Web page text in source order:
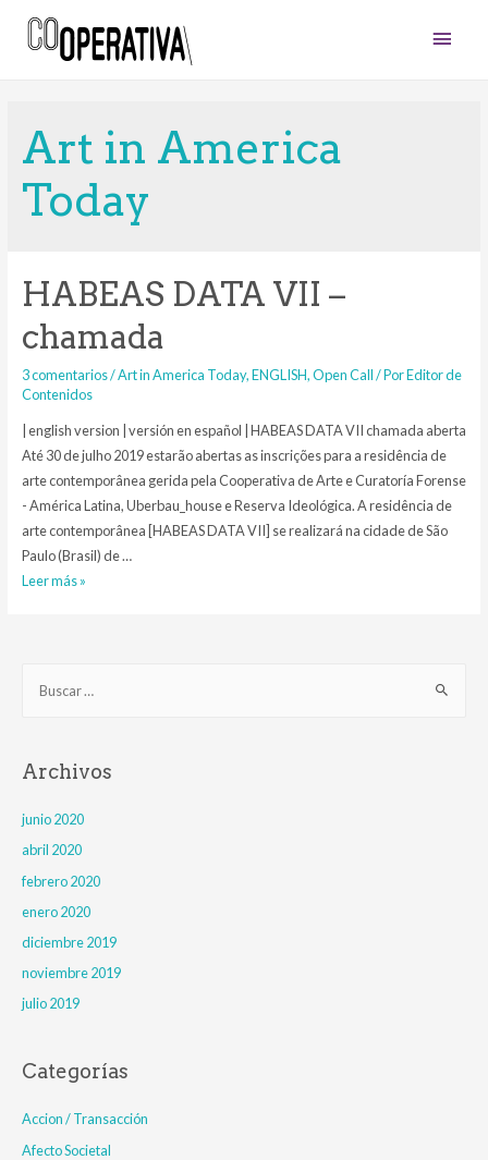
Art in America
Today
HABEAS DATA VII –
chamada
3 comentarios/Art in America Today,ENGLISH,Open Call/ PorEditor de
Contenidos
| english version | versión en español | HABEAS DATA VII chamada aberta
Até 30 de julho 2019 estarão abertas as inscrições para a residência de
arte contemporânea gerida pela Cooperativa de Arte e Curatoría Forense
- América Latina, Uberbau_house e Reserva Ideológica. A residência de
arte contemporânea [HABEAS DATA VII] se realizará na cidade de São
Paulo (Brasil) de …
HABEAS
Leer más »
a
r
Archivos
junio 2020
abril 2020
febrero 2020
enero 2020
diciembre 2019
noviembre 2019
julio 2019
Categorías
Accion / Transacción
Afecto Societal